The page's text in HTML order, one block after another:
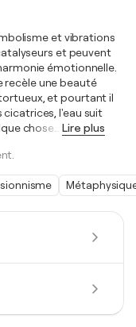
et vibrations
et peuvent
émotionnelle.
recèle une beauté
et pourtant il
cicatrices, l'eau suit
chose… Lire plus